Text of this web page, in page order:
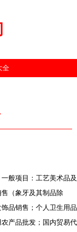
全
一般项目：工艺美术品及
（象牙及其制品除
品销售；个人卫生用品
产品批发；国内贸易代